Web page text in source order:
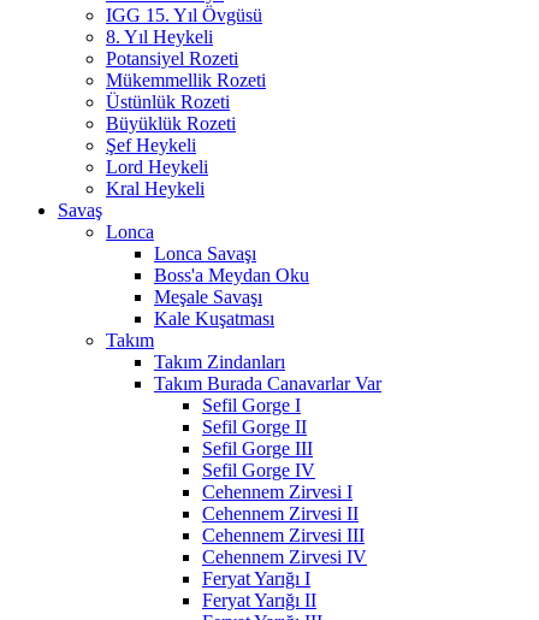
IGG 15. Yıl Övgüsü
8. Yıl Heykeli
Potansiyel Rozeti
Mükemmellik Rozeti
Üstünlük Rozeti
Büyüklük Rozeti
Şef Heykeli
Lord Heykeli
Kral Heykeli
Savaş
Lonca
Lonca Savaşı
Boss'a Meydan Oku
Meşale Savaşı
Kale Kuşatması
Takım
Takım Zindanları
Takım Burada Canavarlar Var
Sefil Gorge I
Sefil Gorge II
Sefil Gorge III
Sefil Gorge IV
Cehennem Zirvesi I
Cehennem Zirvesi II
Cehennem Zirvesi III
Cehennem Zirvesi IV
Feryat Yarığı I
Feryat Yarığı II